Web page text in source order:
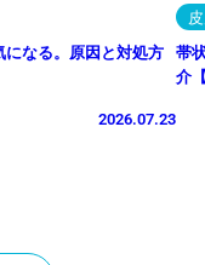
なる。原因と対処方
2026.07.23
帯
介